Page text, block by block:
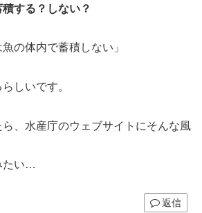
する？しない？
の体内で蓄積しない」
しいです。
、水産庁のウェブサイトにそんな風
たい…
返信